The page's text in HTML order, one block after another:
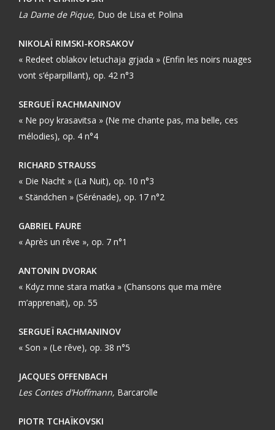
La Dame de Pique, Duo de Lisa et Polina
NIKOLAÏ RIMSKI-KORSAKOV
« Redeet oblakov letuchaja grjada » (Enfin les noirs nuages
vont s’éparpillant), op. 42 n°3
SERGUEÏ RACHMANINOV
« Ne poy krasavitsa » (Ne me chante pas, ma belle, ces
mélodies), op. 4 n°4
RICHARD STRAUSS
« Die Nacht » (La Nuit), op. 10 n°3
« Ständchen » (Sérénade), op. 17 n°2
GABRIEL FAURE
« Après un rêve », op. 7 n°1
ANTONIN DVORAK
« Kdyz mne stara matka » (Chansons que ma mère
m’apprenait), op. 55
SERGUEÏ RACHMANINOV
« Son » (Le rêve), op. 38 n°5
JACQUES OFFENBACH
Les Contes d’Hoffmann, Barcarolle
PIOTR TCHAÏKOVSKI